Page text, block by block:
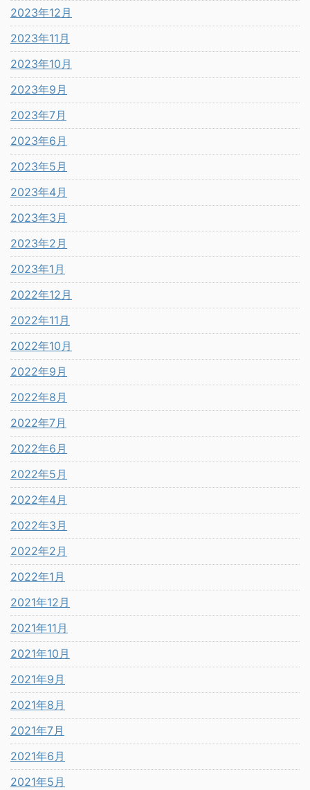
2023年12月
2023年11月
2023年10月
2023年9月
2023年7月
2023年6月
2023年5月
2023年4月
2023年3月
2023年2月
2023年1月
2022年12月
2022年11月
2022年10月
2022年9月
2022年8月
2022年7月
2022年6月
2022年5月
2022年4月
2022年3月
2022年2月
2022年1月
2021年12月
2021年11月
2021年10月
2021年9月
2021年8月
2021年7月
2021年6月
2021年5月